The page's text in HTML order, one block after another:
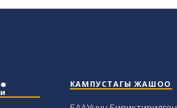
КАМПУСТАГЫ ЖАШОО